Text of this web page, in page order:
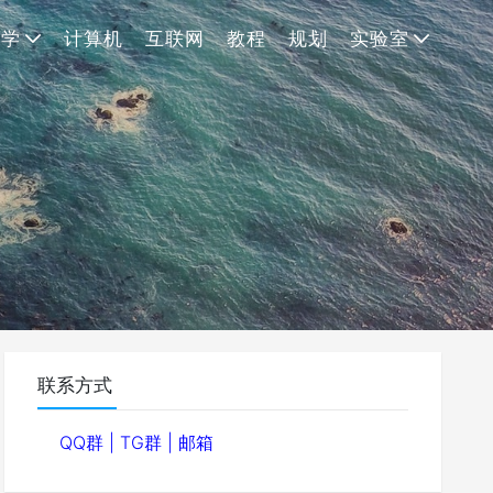
计算机 互联网 教程 规划 实验室
联系方式
QQ群 |TG群 邮箱